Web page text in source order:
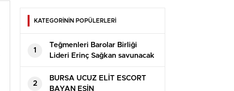
KATEGORİNİN POPÜLERLERİ
1
Teğmenleri Barolar Birliği
Lideri Erinç Sağkan savunacak
(Erinç Sağkan kimdir?)
2
BURSA UCUZ ELİT ESCORT
BAYAN ESİN